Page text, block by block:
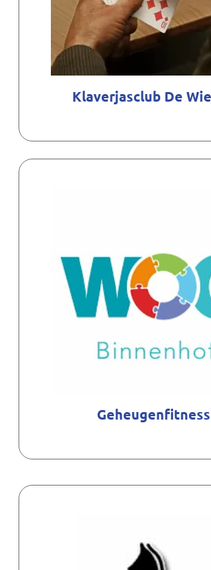
Klaverjasclub De
Geheugenfitness